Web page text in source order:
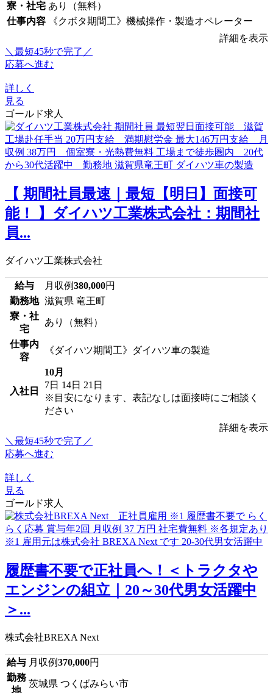
寮・社宅 あり（無料）
仕事内容
《クボタ期間工》機械操作・製造オペレーター
詳細を表示
＼最短45秒で完了／
応募へ進む
詳しく
見る
ゴールド求人
【 期間社員最速｜最短【明日】面接可
能！ 】ダイハツ工業株式会社：期間社
員...
ダイハツ工業株式会社
給与 月収例380,000円
勤務地 滋賀県 竜王町
寮・社
宅
あり（無料）
仕事内
容
《ダイハツ期間工》ダイハツ車の製造
入社日
10月
7日 14日 21日
※目安になります、表記なしは面接時にご相談く
ださい
詳細を表示
＼最短45秒で完了／
応募へ進む
詳しく
見る
ゴールド求人
履歴書不要で正社員へ！＜トラクタや
エンジンの組立｜20～30代男女活躍中
＞...
株式会社BREXA Next
給与 月収例370,000円
勤務
地
茨城県 つくばみらい市